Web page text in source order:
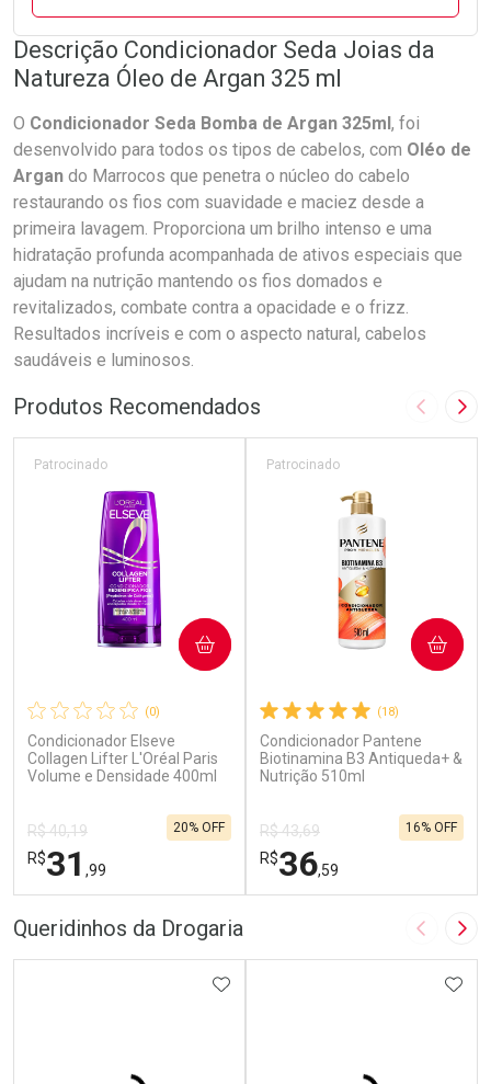
Descrição Condicionador Seda Joias da
Natureza Óleo de Argan 325 ml
O Condicionador Seda Bomba de Argan 325ml, foi
desenvolvido para todos os tipos de cabelos, com Oléo de
Argan do Marrocos que penetra o núcleo do cabelo
restaurando os fios com suavidade e maciez desde a
primeira lavagem. Proporciona um brilho intenso e uma
hidratação profunda acompanhada de ativos especiais que
ajudam na nutrição mantendo os fios domados e
revitalizados, combate contra a opacidade e o frizz.
Resultados incríveis e com o aspecto natural, cabelos
saudáveis e luminosos.
Produtos Recomendados Imagem
(0)
Condicionador Elseve
Collagen Lifter L'Oréal Paris
Volume e Densidade 400ml
Patrocinado
R$ 40,19
R$31 ,99
20% OFF
COMPRAR
(18)
Condicionador Pantene
Biotinamina B3 Antiqueda+ &
Nutrição 510ml
Patrocinado
R$ 43,69
R$36,59
16% OFF
COMPRAR
Queridinhos da Drogaria Imagem
ADICIONAR AOS FAVORITOS